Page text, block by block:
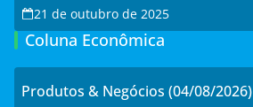
21 de outubro de 2025
Coluna Econômica
Produtos & Negócios (04/08/2026)